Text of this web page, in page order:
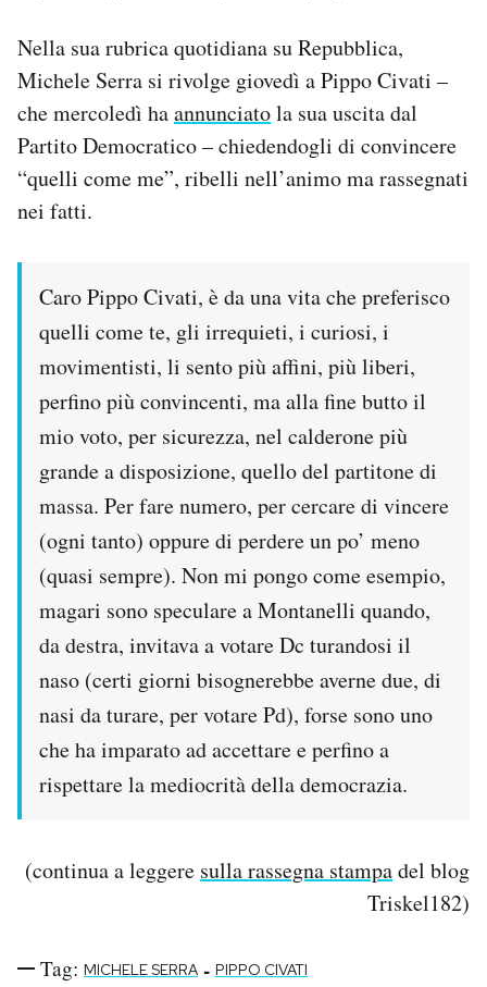
Area Personale
Newsletter
Notifiche mobile
Regala il Post
Hai bisogno di aiuto?
Esci
Nella sua rubrica quotidiana su Repubblica,
Michele Serra si rivolge giovedì a Pippo Civati –
che mercoledì haannunciatola sua uscita dal
Partito Democratico – chiedendogli di convincere
“quelli come me”, ribelli nell’animo ma rassegnati
nei fatti.
Caro Pippo Civati, è da una vita che preferisco
quelli come te, gli irrequieti, i curiosi, i
movimentisti, li sento più affini, più liberi,
perfino più convincenti, ma alla fine butto il
mio voto, per sicurezza, nel calderone più
grande a disposizione, quello del partitone di
massa. Per fare numero, per cercare di vincere
(ogni tanto) oppure di perdere un po’ meno
(quasi sempre). Non mi pongo come esempio,
magari sono speculare a Montanelli quando,
da destra, invitava a votare Dc turandosi il
naso (certi giorni bisognerebbe averne due, di
nasi da turare, per votare Pd), forse sono uno
che ha imparato ad accettare e perfino a
rispettare la mediocrità della democrazia.
(continua a leggere sulla rassegna stampadel blog
Triskel182)
Tag: MICHELE SERRA - PIPPO CIVATI